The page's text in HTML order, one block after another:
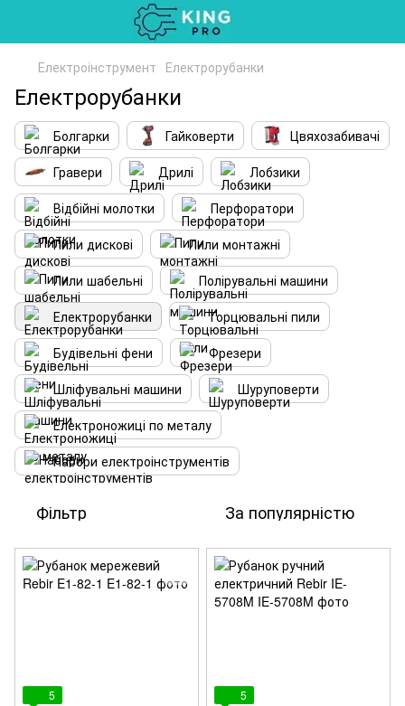
Електроінструмент Електрорубанки
Електрорубанки
Болгарки Гайковерти
Цвяхозабивачі
Гравери
Дрилі
Лобзики
Відбійні молотки
Перфоратори
Пили дискові
Пили монтажні
Пили шабельні
Полірувальні машини
Електрорубанки
Торцювальні пили
Будівельні фени
Фрезери
Шліфувальні машини
Шуруповерти
Електроножиці по металу
Набори електроінструментів
Фільтр За популярністю
5
5